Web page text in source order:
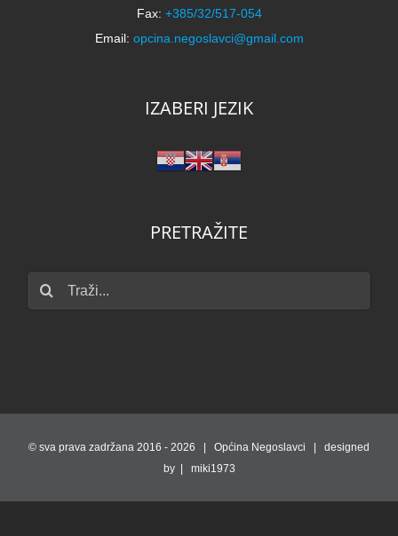
Fax: +385/32/517-054
Email: opcina.negoslavci@gmail.com
IZABERI JEZIK
PRETRAŽITE
Traži...
© sva prava zadržana 2016 - 2026 | Općina Negoslavci | designed
by | miki1973